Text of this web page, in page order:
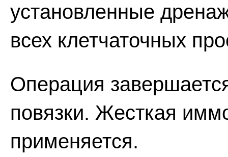
установленные
всех клетчаточных
Операция
повязки. Жесткая
применяется.